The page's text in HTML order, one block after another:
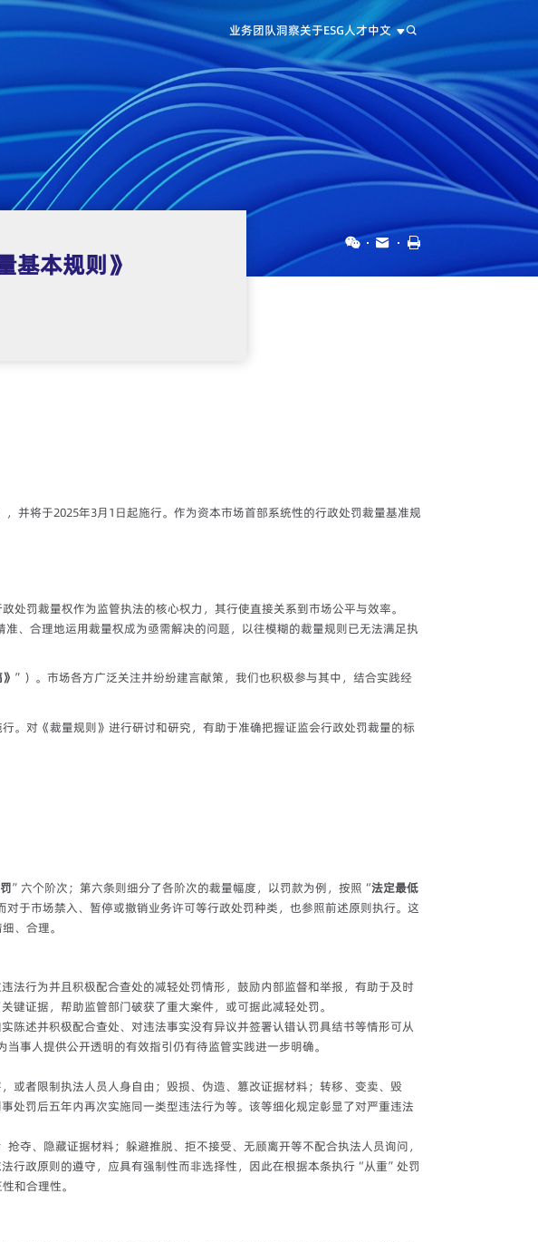
业务团队洞察关于ESG人才中文
中文
EN
日本語
基本规则》
，并将于2025年3月1日起施行。作为资本市场首部系统性的行政处罚裁量基准规
罚裁量权作为监管执法的核心权力，其行使直接关系到市场公平与效率。
、合理地运用裁量权成为亟需解决的问题，以往模糊的裁量规则已无法满足执
”）。市场各方广泛关注并纷纷建言献策，我们也积极参与其中，结合实践经
。对《裁量规则》进行研讨和研究，有助于准确把握证监会行政处罚裁量的标
”六个阶次；第六条则细分了各阶次的裁量幅度，以罚款为例，按照“法定最低
对于市场禁入、暂停或撤销业务许可等行政处罚种类，也参照前述原则执行。这
、合理。
法行为并且积极配合查处的减轻处罚情形，鼓励内部监督和举报，有助于及时
证据，帮助监管部门破获了重大案件，或可据此减轻处罚。
陈述并积极配合查处、对违法事实没有异议并签署认错认罚具结书等情形可从
事人提供公开透明的有效指引仍有待监管实践进一步明确。
或者限制执法人员人身自由；毁损、伪造、篡改证据材料；转移、变卖、毁
处罚后五年内再次实施同一类型违法行为等。该等细化规定彰显了对严重违法
夺、隐藏证据材料；躲避推脱、拒不接受、无顾离开等不配合执法人员询问，
行政原则的遵守，应具有强制性而非选择性，因此在根据本条执行“从重”处罚
和合理性。